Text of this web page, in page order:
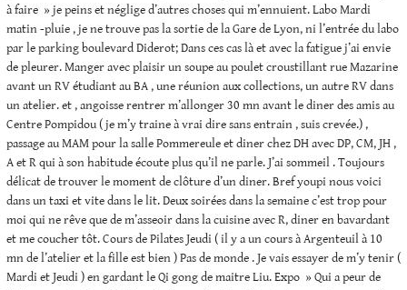
à faire » je peins et néglige d’autres choses qui m’ennuient. Labo Mardi
matin -pluie , je ne trouve pas la sortie de la Gare de Lyon, ni l’entrée du labo
par le parking boulevard Diderot; Dans ces cas là et avec la fatigue j’ai envie
de pleurer. Manger avec plaisir un soupe au poulet croustillant rue Mazarine
avant un RV étudiant au BA , une réunion aux collections, un autre RV dans
un atelier. et , angoisse rentrer m’allonger 30 mn avant le diner des amis au
Centre Pompidou ( je m’y traine à vrai dire sans entrain , suis crevée.) ,
passage au MAM pour la salle Pommereule et diner chez DH avec DP, CM, JH ,
A et R qui à son habitude écoute plus qu’il ne parle. J’ai sommeil . Toujours
délicat de trouver le moment de clôture d’un diner. Bref youpi nous voici
dans un taxi et vite dans le lit. Deux soirées dans la semaine c’est trop pour
moi qui ne rêve que de m’asseoir dans la cuisine avec R, diner en bavardant
et me coucher tôt. Cours de Pilates Jeudi ( il y a un cours à Argenteuil à 10
mn de l’atelier et la fille est bien ) Pas de monde . Je vais essayer de m’y tenir (
Mardi et Jeudi ) en gardant le Qi gong de maitre Liu. Expo » Qui a peur de